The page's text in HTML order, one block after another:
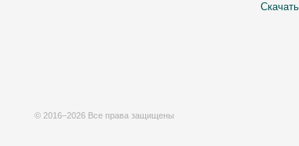
© 2016–2026 Все права защищены